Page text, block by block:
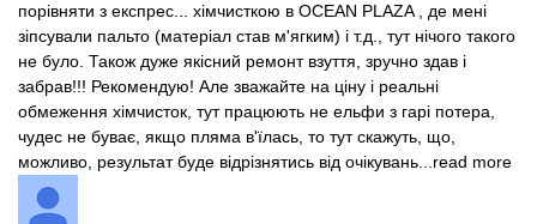
порівняти з експрес
хімчисткою в OCEAN PLAZA , де мені
зіпсували пальто (матеріал став м'ягким) і т.д., тут нічого такого
не було. Також дуже якісний ремонт взуття, зручно здав і
забрав!!! Рекомендую! Але зважайте на ціну і реальні
обмеження хімчисток, тут працюють не ельфи з гарі потера,
чудес не буває, якщо пляма в'їлась, то тут скажуть, що,
можливо, результат буде відрізнятись від очікувань... read more